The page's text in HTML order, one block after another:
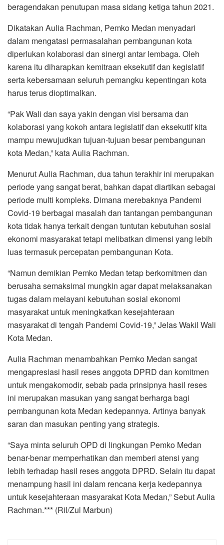
beragendakan penutupan masa sidang ketiga tahun 2021.
Dikatakan Aulia Rachman, Pemko Medan menyadari
dalam mengatasi permasalahan pembangunan kota
diperlukan kolaborasi dan sinergi antar lembaga. Oleh
karena itu diharapkan kemitraan eksekutif dan kegislatif
serta kebersamaan seluruh pemangku kepentingan kota
harus terus dioptimalkan.
“Pak Wali dan saya yakin dengan visi bersama dan
kolaborasi yang kokoh antara legislatif dan eksekutif kita
mampu mewujudkan tujuan-tujuan besar pembangunan
kota Medan,” kata Aulia Rachman.
Menurut Aulia Rachman, dua tahun terakhir ini merupakan
periode yang sangat berat, bahkan dapat diartikan sebagai
periode multi kompleks. Dimana merebaknya Pandemi
Covid-19 berbagai masalah dan tantangan pembangunan
kota tidak hanya terkait dengan tuntutan kebutuhan sosial
ekonomi masyarakat tetapi melibatkan dimensi yang lebih
luas termasuk percepatan pembangunan Kota.
“Namun demikian Pemko Medan tetap berkomitmen dan
berusaha semaksimal mungkin agar dapat melaksanakan
tugas dalam melayani kebutuhan sosial ekonomi
masyarakat untuk meningkatkan kesejahteraan
masyarakat di tengah Pandemi Covid-19,” Jelas Wakil Wali
Kota Medan.
Aulia Rachman menambahkan Pemko Medan sangat
mengapresiasi hasil reses anggota DPRD dan komitmen
untuk mengakomodir, sebab pada prinsipnya hasil reses
ini merupakan masukan yang sangat berharga bagi
pembangunan kota Medan kedepannya. Artinya banyak
saran dan masukan penting yang strategis.
“Saya minta seluruh OPD di lingkungan Pemko Medan
benar-benar memperhatikan dan memberi atensi yang
lebih terhadap hasil reses anggota DPRD. Selain itu dapat
menampung hasil ini dalam rencana kerja kedepannya
untuk kesejahteraan masyarakat Kota Medan,” Sebut Aulia
Rachman.*** (Ril/Zul Marbun)